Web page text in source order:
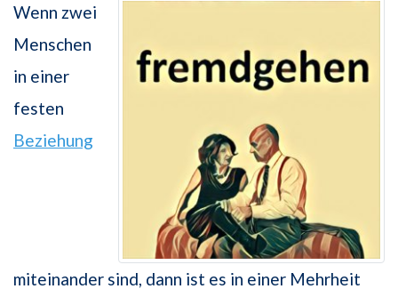
Wenn zwei
Menschen
in einer
festen
Beziehung
miteinander sind, dann ist es in einer Mehrheit